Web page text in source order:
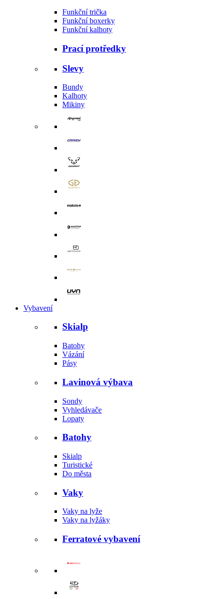
Funkční trička
Funkční boxerky
Funkční kalhoty
Prací protředky
Slevy
Bundy
Kalhoty
Mikiny
Vybavení
Skialp
Batohy
Vázání
Pásy
Lavinová výbava
Sondy
Vyhledávače
Lopaty
Batohy
Skialp
Turistické
Do města
Vaky
Vaky na lyže
Vaky na lyžáky
Ferratové vybavení